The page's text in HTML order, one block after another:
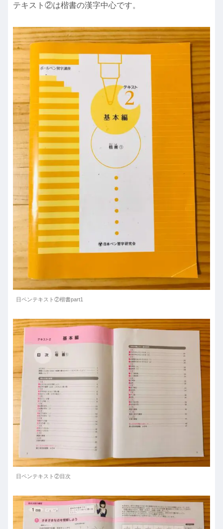
テキスト②は楷書の漢字中心です。
日ペンテキスト②楷書part1
日ペンテキスト②目次